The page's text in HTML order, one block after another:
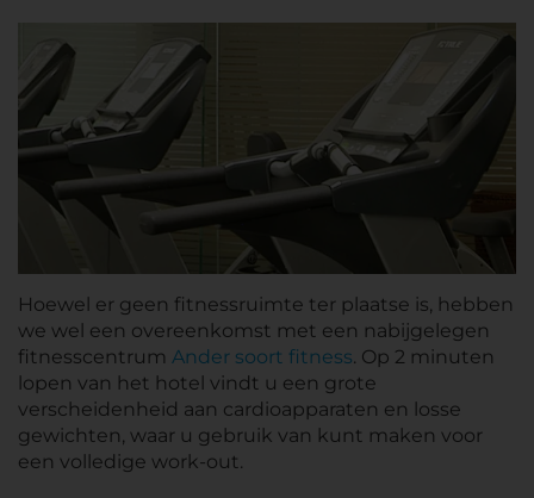
Hoewel er geen fitnessruimte ter plaatse is, hebben
we wel een overeenkomst met een nabijgelegen
fitnesscentrum Ander soort fitness. Op 2 minuten
lopen van het hotel vindt u een grote
verscheidenheid aan cardioapparaten en losse
gewichten, waar u gebruik van kunt maken voor
een volledige work-out.